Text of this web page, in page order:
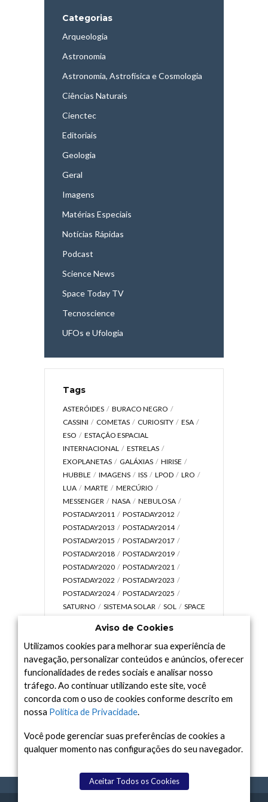
Categorias
Arqueologia
Astronomia
Astronomia, Astrofísica e Cosmologia
Ciências Naturais
Cienctec
Editoriais
Geologia
Geral
Imagens
Matérias Especiais
Notícias Rápidas
Podcast
Science News
Space Today TV
Tecnoscience
UFOs e Ufologia
Tags
ASTERÓIDES
BURACO NEGRO
CASSINI
COMETAS CURIOSITY
ESA
ESO
ESTAÇÃO ESPACIAL
INTERNACIONAL
ESTRELAS
EXOPLANETAS
GALÁXIAS
HIRISE
HUBBLE
IMAGENS ISS LPOD
LRO
LUA
MARTE
MERCÚRIO
MESSENGER
NASA
NEBULOSA
POSTADAY2011
POSTADAY2012
POSTADAY2013
POSTADAY2014
POSTADAY2015
POSTADAY2017
POSTADAY2018
POSTADAY2019
POSTADAY2020
POSTADAY2021
POSTADAY2022
POSTADAY2023
POSTADAY2024
POSTADAY2025
SATURNO
SISTEMA SOLAR SOL
SPACE
UNIVERSO
VÍDEO
Arquivo
Arquivo
Aviso de Cookies
Utilizamos cookies para melhorar sua experiência de
navegação, personalizar conteúdos e anúncios, oferecer
funcionalidades de redes sociais e analisar nosso
tráfego. Ao continuar utilizando este site, você
concorda com o uso de cookies conforme descrito em
nossa Política de Privacidade.
Você pode gerenciar suas preferências de cookies a
qualquer momento nas configurações do seu navegador.
Aceitar Todos os Cookies